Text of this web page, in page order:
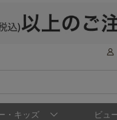
・キッズ ビュ